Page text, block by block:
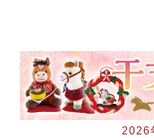
2026